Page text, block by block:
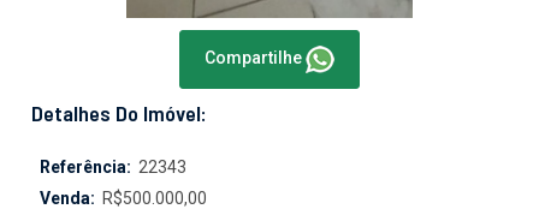
Compartilhe
Detalhes Do Imóvel:
Referência: 22343
Venda: R$500.000,00